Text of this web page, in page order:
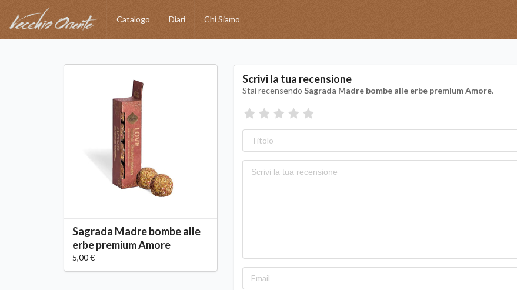
Catalogo Diari Chi Siamo
Sagrada Madre bombe alle
erbe premium Amore
5,00 €
Scrivi la tua recensione
Stai recensendoSagrada Madre bombe alle erbe premium Amore.